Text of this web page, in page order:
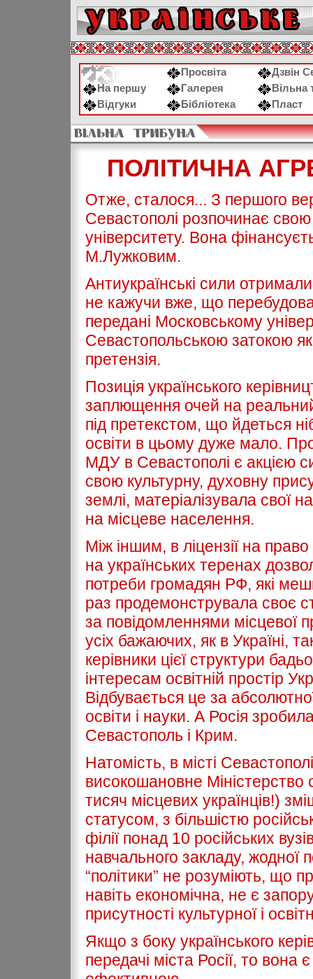
Просвіта
Дзвін
На першу
Галерея
Вільна
Відгуки
Бібліотека Пласт
ПОЛІТИЧНА
Отже, сталося... З першого
Севастополі розпочинає
університету. Вона
М.Лужковим.
Антиукраїнські сили
не кажучи вже, що
передані Московському
Севастопольською затокою
претензія.
Позиція українського
заплющення очей на
під прeтекcтом, що йдеться
освіти в цьому дуже мало.
МДУ в Севастополі є акцією
свою культурну, духовну
землі, матеріалізувала свої
на місцеве населення.
Між іншим, в ліцензії на
на українських теренах
потреби громадян РФ, які
раз продемонструвала своє
за повідомленнями місцевої
усіх бажаючих, як в Україні,
керівники цієї структури
інтересам освітній простір
Відбувається це за
освіти і науки. А Росія
Севастополь і Крим.
Натомість, в місті
високошановне
тисяч місцевих українців!)
статусом, з більшістю
філії понад 10 російських
навчального закладу, жодної
“політики” не розуміють, що
навіть економічна, не є
присутності культурної і
Якщо з боку українського
передачі міста Росії, то